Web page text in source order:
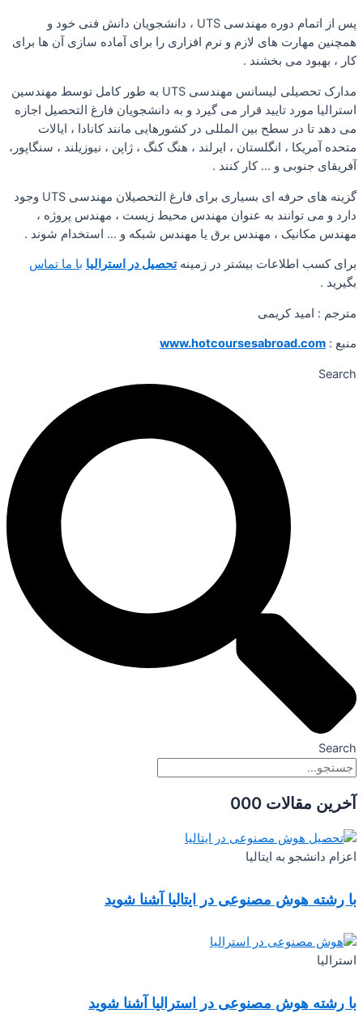
پس از اتمام دوره مهندسی UTS ، دانشجویان دانش فنی خود و
همچنین مهارت های لازم و نرم افزاری را برای آماده سازی آن ها برای
کار ، بهبود می بخشند .
مدارک تحصیلی لیسانس مهندسی UTS به طور کامل توسط مهندسین
استرالیا مورد تایید قرار می گیرد و به دانشجویان فارغ التحصیل اجازه
می دهد تا در سطح بین المللی در کشورهایی مانند کانادا ، ایالات
متحده آمریکا ، انگلستان ، ایرلند ، هنگ کنگ ، ژاپن ، نیوزیلند ، سنگاپور،
آفریقای جنوبی و … کار کنند .
گزینه های حرفه ای بسیاری برای فارغ التحصیلان مهندسی UTS وجود
دارد و می توانند به عنوان مهندس محیط زیست ، مهندس پروژه ،
مهندس مکانیک ، مهندس برق یا مهندس شبکه و … استخدام شوند .
برای کسب اطلاعات بیشتر در زمینهتحصیل در استرالیا با ما تماس
بگیرید .
مترجم : امید کریمی
منبع : www.hotcoursesabroad.com
Search
Search
آخرین مقالات 000
اعزام دانشجو به ایتالیا
با رشته هوش مصنوعی در ایتالیا آشنا شوید
استرالیا
با رشته هوش مصنوعی در استرالیا آشنا شوید